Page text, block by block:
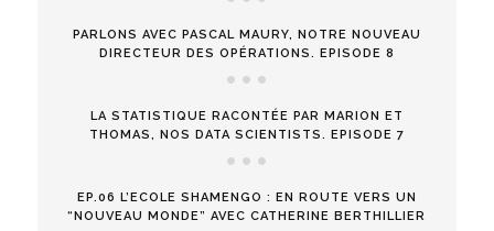
PARLONS AVEC PASCAL MAURY, NOTRE NOUVEAU
DIRECTEUR DES OPÉRATIONS. EPISODE 8
LA STATISTIQUE RACONTÉE PAR MARION ET
THOMAS, NOS DATA SCIENTISTS. EPISODE 7
EP.06 L’ECOLE SHAMENGO : EN ROUTE VERS UN
“NOUVEAU MONDE” AVEC CATHERINE BERTHILLIER